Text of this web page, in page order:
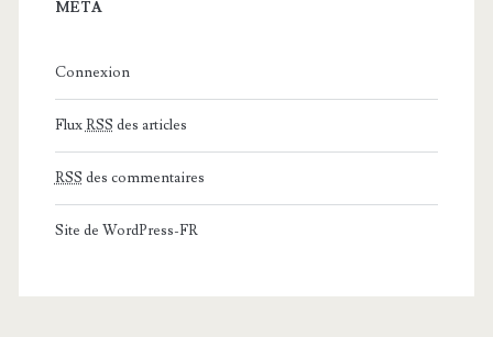
MÉTA
Connexion
FluxRSS des articles
RSS des commentaires
Site de WordPress-FR